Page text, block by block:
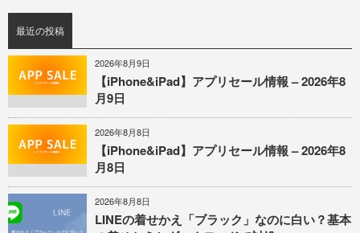
最近の投稿
2026年8月9日
【iPhone&iPad】アプリセール情報 – 2026年8
月9日
2026年8月8日
【iPhone&iPad】アプリセール情報 – 2026年8
月8日
2026年8月8日
LINEの着せかえ「ブラック」なのに白い？基本